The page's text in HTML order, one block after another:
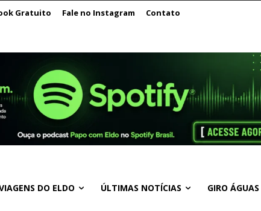
Gratuito Fale no Instagram Contato
DO ELDO ÚLTIMAS NOTÍCIAS GIRO